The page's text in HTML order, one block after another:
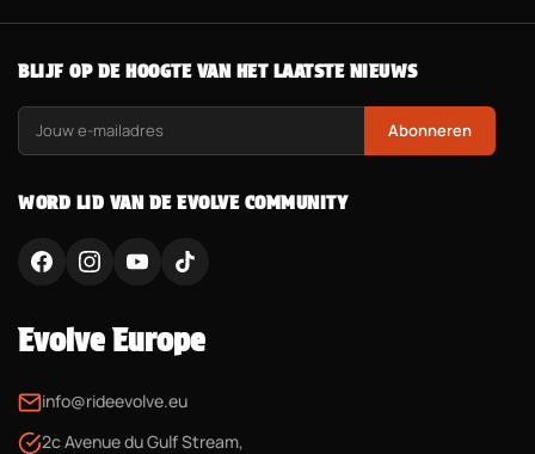
BLIJF OP DE HOOGTE VAN HET LAATSTE NIEUWS
Abonneren
WORD LID VAN DE EVOLVE COMMUNITY
Evolve Europe
info@rideevolve.eu
2c Avenue du Gulf Stream,